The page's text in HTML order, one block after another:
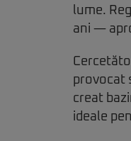
lume.
ani —
provocat
creat
ideale